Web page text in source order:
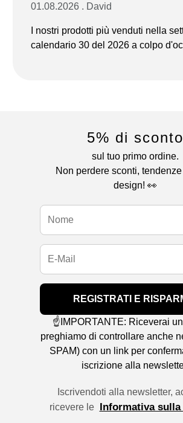
01.08.2026 . David
I nostri prodotti più venduti nella
calendario 30 del 2026 a colpo
5% di sconto
sul tuo primo ordine.
Non perdere sconti,
design! 👀
REGISTRATI E
☝️IMPORTANTE: Riceverai
preghiamo di controllare anche
SPAM) con un link per
iscrizione alla
Iscrivendoti alla newsletter,
ricevere le Informativa